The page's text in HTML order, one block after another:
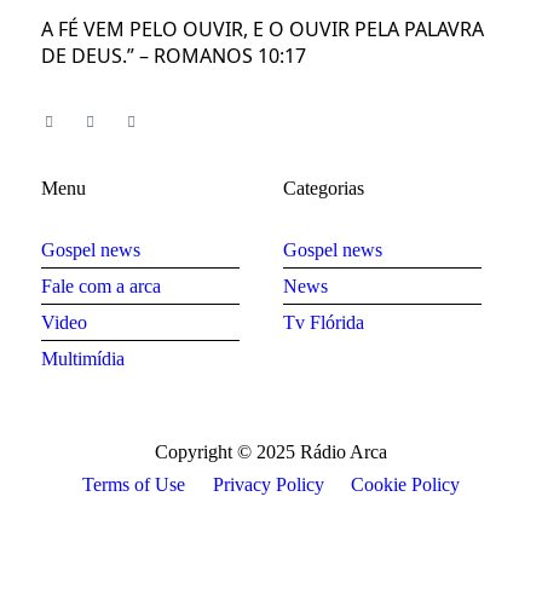
A FÉ VEM PELO OUVIR, E O OUVIR PELA PALAVRA
DE DEUS.” – ROMANOS 10:17
Menu
Gospel news
Fale com a arca
Video
Multimídia
Categorias
Gospel news
News
Tv Flórida
Copyright © 2025 Rádio Arca
Terms of Use
Privacy Policy Cookie Policy